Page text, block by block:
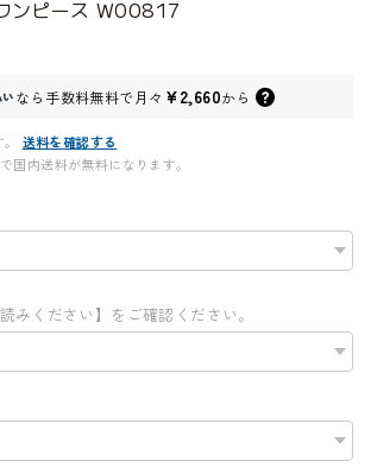
ンピース W00817
なら 手数料無料で月々 ¥2,660から
送料を確認する
内送料が無料になります。
みください】をご確認ください。